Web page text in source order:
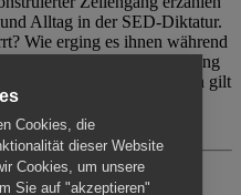
Alltag in der SED-Diktatur.
Wie erging es ihnen während
individuell ohne Betreuung
Für Begleitpersonen gilt
Cookies, die
dieser Website
Cookies, um unsere
Sie auf "akzeptieren"